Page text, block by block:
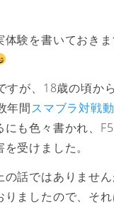
体験を書いておき
すが、18歳の頃か
年間スマブラ対戦
にも色々書かれ、
受けました。
の話ではありませ
りましたので、そ